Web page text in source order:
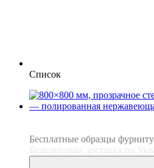
Список
Бесплатные образцы